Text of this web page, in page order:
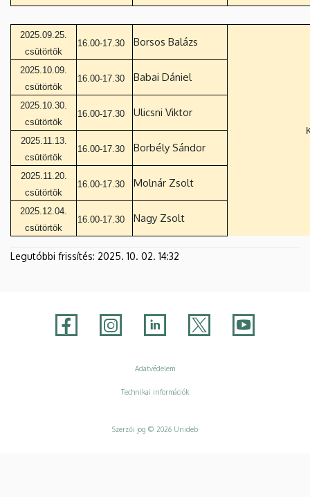
2025.09.25.
csütörtök
16.00-17.30 Borsos Balázs
2025.10.09.
csütörtök
16.00-17.30 Babai Dániel
2025.10.30.
csütörtök
16.00-17.30 Ulicsni Viktor
2025.11.13.
csütörtök
16.00-17.30 Borbély Sándor
2025.11.20.
csütörtök
16.00-17.30 Molnár Zsolt
2025.12.04.
csütörtök
16.00-17.30 Nagy Zsolt
Legutóbbi frissítés: 2025. 10. 02. 14:32
Adatvédelem
Technikai információk
Szerzői jog © 2026 Unideb